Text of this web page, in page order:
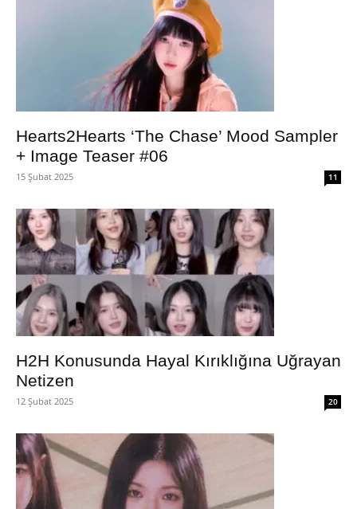
Hearts2Hearts ‘The Chase’ Mood Sampler
+ Image Teaser #06
15 Şubat 2025 11
H2H Konusunda Hayal Kırıklığına Uğrayan
Netizen
12 Şubat 2025 20